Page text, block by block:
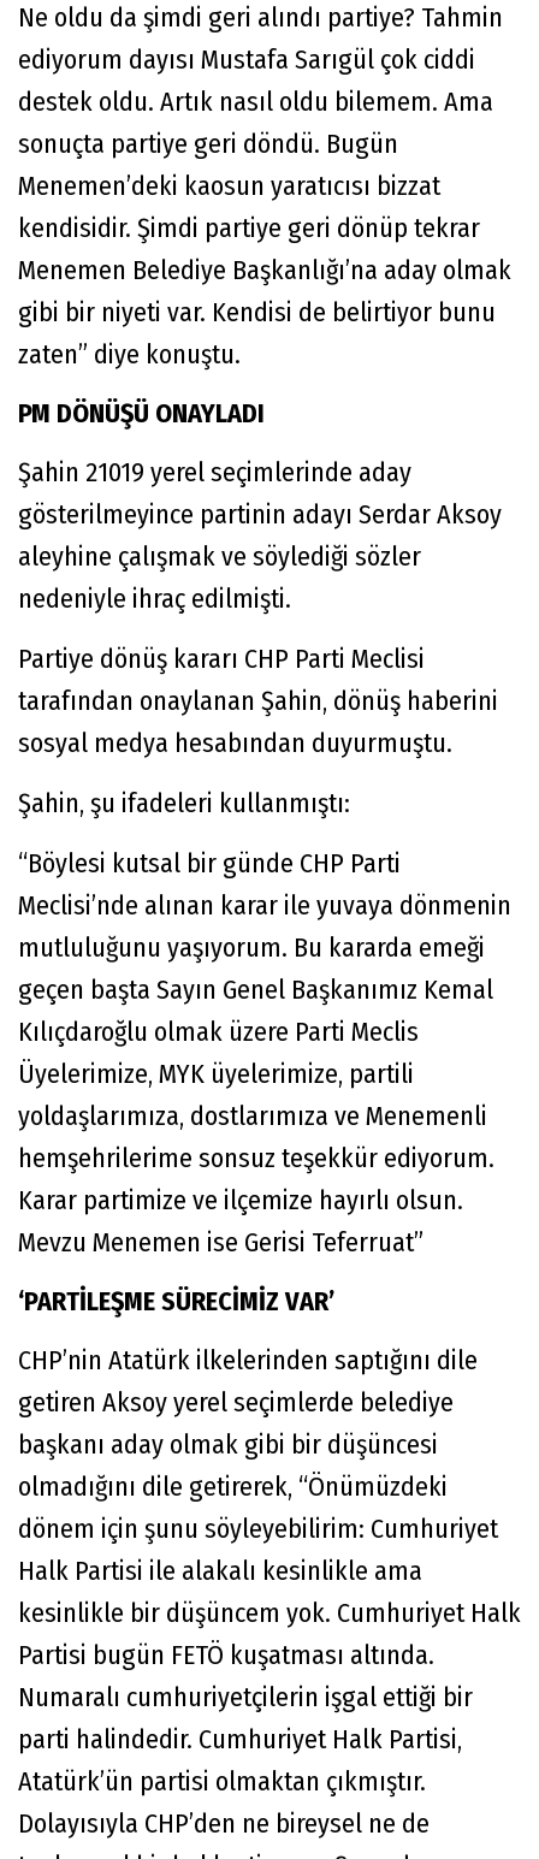
Ne oldu da şimdi geri alındı partiye? Tahmin
ediyorum dayısı Mustafa Sarıgül çok ciddi
destek oldu. Artık nasıl oldu bilemem. Ama
sonuçta partiye geri döndü. Bugün
Menemen’deki kaosun yaratıcısı bizzat
kendisidir. Şimdi partiye geri dönüp tekrar
Menemen Belediye Başkanlığı’na aday olmak
gibi bir niyeti var. Kendisi de belirtiyor bunu
zaten” diye konuştu.
PM DÖNÜŞÜ ONAYLADI
Şahin 21019 yerel seçimlerinde aday
gösterilmeyince partinin adayı Serdar Aksoy
aleyhine çalışmak ve söylediği sözler
nedeniyle ihraç edilmişti.
Partiye dönüş kararı CHP Parti Meclisi
tarafından onaylanan Şahin, dönüş haberini
sosyal medya hesabından duyurmuştu.
Şahin, şu ifadeleri kullanmıştı:
“Böylesi kutsal bir günde CHP Parti
Meclisi’nde alınan karar ile yuvaya dönmenin
mutluluğunu yaşıyorum. Bu kararda emeği
geçen başta Sayın Genel Başkanımız Kemal
Kılıçdaroğlu olmak üzere Parti Meclis
Üyelerimize, MYK üyelerimize, partili
yoldaşlarımıza, dostlarımıza ve Menemenli
hemşehrilerime sonsuz teşekkür ediyorum.
Karar partimize ve ilçemize hayırlı olsun.
Mevzu Menemen ise Gerisi Teferruat”
‘PARTİLEŞME SÜRECİMİZ VAR’
CHP’nin Atatürk ilkelerinden saptığını dile
getiren Aksoy yerel seçimlerde belediye
başkanı aday olmak gibi bir düşüncesi
olmadığını dile getirerek, “Önümüzdeki
dönem için şunu söyleyebilirim: Cumhuriyet
Halk Partisi ile alakalı kesinlikle ama
kesinlikle bir düşüncem yok. Cumhuriyet Halk
Partisi bugün FETÖ kuşatması altında.
Numaralı cumhuriyetçilerin işgal ettiği bir
parti halindedir. Cumhuriyet Halk Partisi,
Atatürk’ün partisi olmaktan çıkmıştır.
Dolayısıyla CHP’den ne bireysel ne de